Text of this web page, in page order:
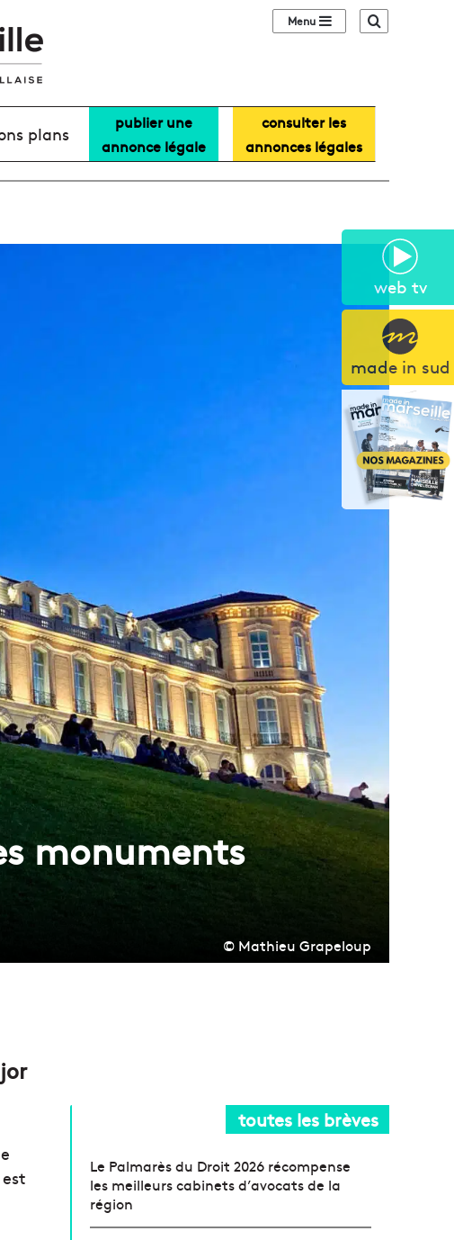
web tv
made in sud
Sidebar (barre
plans
publier une
annonce légale
consulter les
annonces légales
monuments
© Mathieu Grapeloup
toutes les brèves
Le Palmarès du Droit 2026 récompense
les meilleurs cabinets d’avocats de la
région